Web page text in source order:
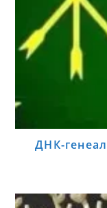
ДНК-